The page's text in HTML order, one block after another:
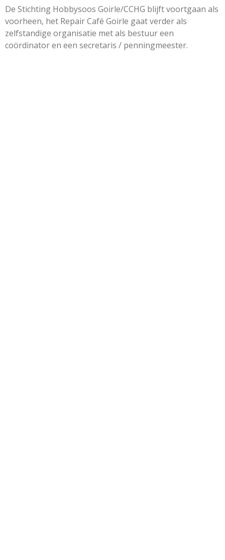
De Stichting Hobbysoos Goirle/CCHG blijft voortgaan als
voorheen, het Repair Café Goirle gaat verder als
zelfstandige organisatie met als bestuur een
coördinator en een secretaris / penningmeester.